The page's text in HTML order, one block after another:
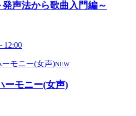
声法から歌曲入門編～
12:00
NEW
モニー(女声)